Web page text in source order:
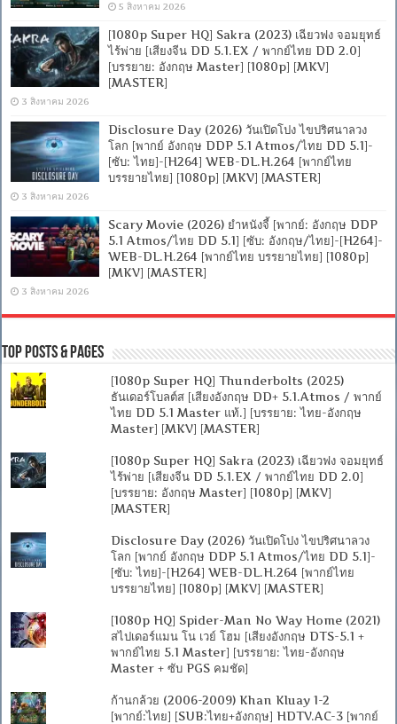
5 สิงหาคม 2026
[1080p Super HQ] Sakra (2023) เฉียวฟง จอมยุทธ์
ไร้พ่าย [เสียงจีน DD 5.1.EX / พากย์ไทย DD 2.0]
[บรรยาย: อังกฤษ Master] [1080p] [MKV]
[MASTER]
3 สิงหาคม 2026
Disclosure Day (2026) วันเปิดโปง ไขปริศนาลวง
โลก [พากย์ อังกฤษ DDP 5.1 Atmos/ไทย DD 5.1]-
[ซับ: ไทย]-[H264] WEB-DL.H.264 [พากย์ไทย
บรรยายไทย] [1080p] [MKV] [MASTER]
3 สิงหาคม 2026
Scary Movie (2026) ยำหนังจี้ [พากย์: อังกฤษ DDP
5.1 Atmos/ไทย DD 5.1] [ซับ: อังกฤษ/ไทย]-[H264]-
WEB-DL.H.264 [พากย์ไทย บรรยายไทย] [1080p]
[MKV] [MASTER]
3 สิงหาคม 2026
Top Posts & Pages
[1080p Super HQ] Thunderbolts (2025)
ธันเดอร์โบลต์ส [เสียงอังกฤษ DD+ 5.1.Atmos / พากย์
ไทย DD 5.1 Master แท้.] [บรรยาย: ไทย-อังกฤษ
Master] [MKV] [MASTER]
[1080p Super HQ] Sakra (2023) เฉียวฟง จอมยุทธ์
ไร้พ่าย [เสียงจีน DD 5.1.EX / พากย์ไทย DD 2.0]
[บรรยาย: อังกฤษ Master] [1080p] [MKV]
[MASTER]
Disclosure Day (2026) วันเปิดโปง ไขปริศนาลวง
โลก [พากย์ อังกฤษ DDP 5.1 Atmos/ไทย DD 5.1]-
[ซับ: ไทย]-[H264] WEB-DL.H.264 [พากย์ไทย
บรรยายไทย] [1080p] [MKV] [MASTER]
[1080p HQ] Spider-Man No Way Home (2021)
สไปเดอร์แมน โน เวย์ โฮม [เสียงอังกฤษ DTS-5.1 +
พากย์ไทย 5.1 Master] [บรรยาย: ไทย-อังกฤษ
Master + ซับ PGS คมชัด]
ก้านกล้วย (2006-2009) Khan Kluay 1-2
[พากย์:ไทย] [SUB:ไทย+อังกฤษ] HDTV.AC-3 [พากย์